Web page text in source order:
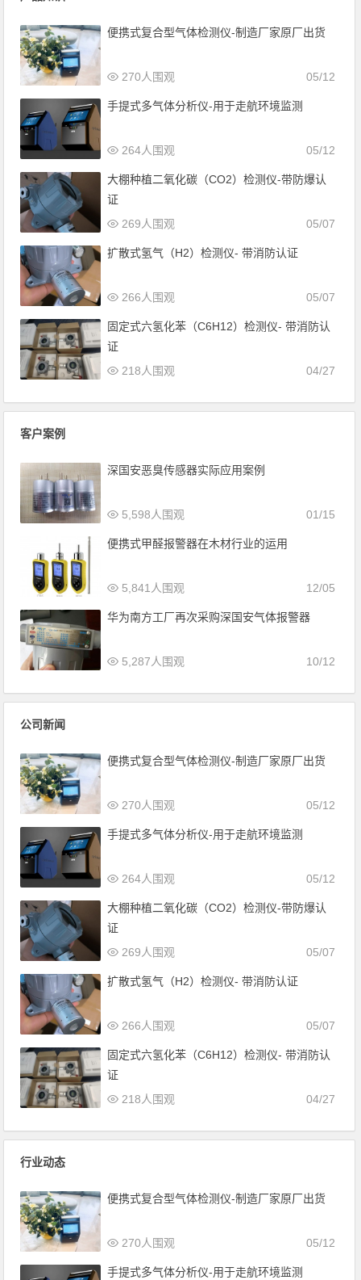
便携式复合型气体检测仪-制造厂家原厂出货
05/12
270人围观
手提式多气体分析仪-用于走航环境监测
05/12
264人围观
大棚种植二氧化碳（CO2）检测仪-带防爆认
证
05/07
269人围观
扩散式氢气（H2）检测仪- 带消防认证
05/07
266人围观
固定式六氢化苯（C6H12）检测仪- 带消防认
证
04/27
218人围观
客户案例
深国安恶臭传感器实际应用案例
01/15
5,598人围观
便携式甲醛报警器在木材行业的运用
12/05
5,841人围观
华为南方工厂再次采购深国安气体报警器
10/12
5,287人围观
公司新闻
便携式复合型气体检测仪-制造厂家原厂出货
05/12
270人围观
手提式多气体分析仪-用于走航环境监测
05/12
264人围观
大棚种植二氧化碳（CO2）检测仪-带防爆认
证
05/07
269人围观
扩散式氢气（H2）检测仪- 带消防认证
05/07
266人围观
固定式六氢化苯（C6H12）检测仪- 带消防认
证
04/27
218人围观
行业动态
便携式复合型气体检测仪-制造厂家原厂出货
05/12
270人围观
手提式多气体分析仪-用于走航环境监测